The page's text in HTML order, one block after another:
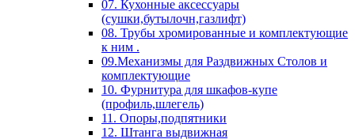
07. Кухонные аксессуары
(сушки,бутылочн,газлифт)
08. Трубы хромированные и комплектующие
к ним .
09.Механизмы для Раздвижных Столов и
комплектующие
10. Фурнитура для шкафов-купе
(профиль,шлегель)
11. Опоры,подпятники
12. Штанга выдвижная